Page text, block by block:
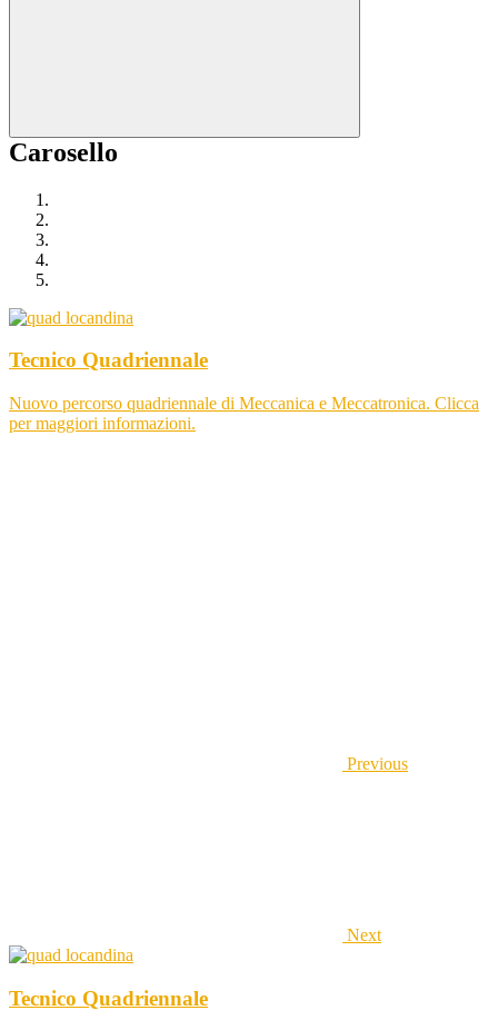
Carosello
Tecnico Quadriennale
Nuovo percorso quadriennale di Meccanica e Meccatronica. Clicca
per maggiori informazioni.
Previous
Next
Tecnico Quadriennale